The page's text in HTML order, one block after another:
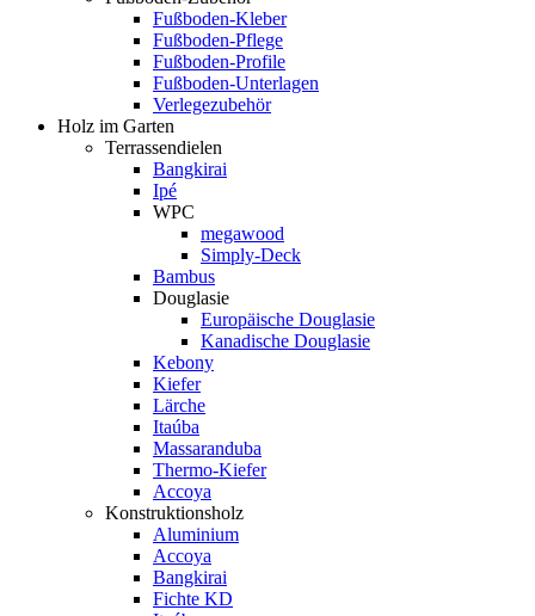
Fußboden-Kleber
Fußboden-Pflege
Fußboden-Profile
Fußboden-Unterlagen
Verlegezubehör
Holz im Garten
Terrassendielen
Bangkirai
Ipé
WPC
megawood
Simply-Deck
Bambus
Douglasie
Europäische Douglasie
Kanadische Douglasie
Kebony
Kiefer
Lärche
Itaúba
Massaranduba
Thermo-Kiefer
Accoya
Konstruktionsholz
Aluminium
Accoya
Bangkirai
Fichte KD